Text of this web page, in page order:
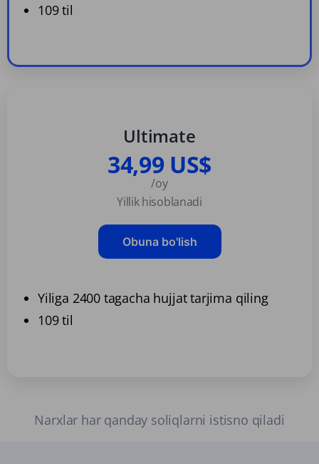
109 til
Ultimate
34,99 US$
/oy
Yillik hisoblanadi
Obuna bo'lish
Yiliga 2400 tagacha hujjat tarjima qiling
109 til
Narxlar har qanday soliqlarni istisno qiladi